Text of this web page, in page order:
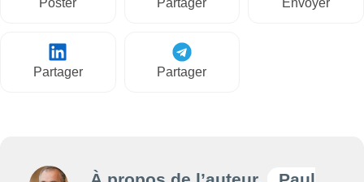
Partager Partager